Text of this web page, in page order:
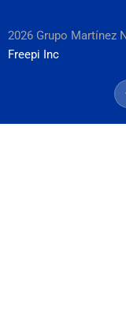
2026 Grupo Martínez
Freepi Inc